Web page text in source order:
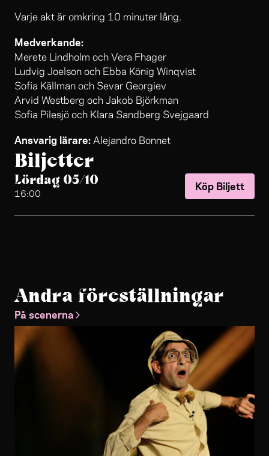
Varje akt är omkring 10 minuter lång.
Medverkande:
Merete Lindholm och Vera Fhager
Ludvig Joelson och Ebba König Winqvist
Sofia Källman och Sevar Georgiev
Arvid Westberg och Jakob Björkman
Sofia Pilesjö och Klara Sandberg Svejgaard
Ansvarig lärare: Alejandro Bonnet
Biljetter
Lördag 05/10
16:00
Köp Biljett
Andra föreställningar
På scenerna